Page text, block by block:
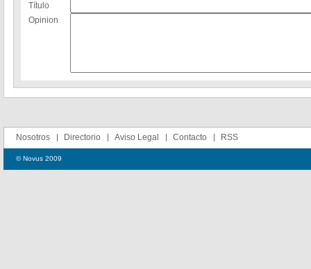
Título
Opinion
Nosotros Directorio Aviso Legal Contacto RSS
© Novus 2009